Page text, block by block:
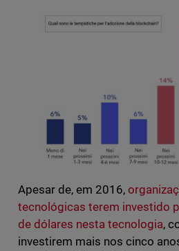
Apesar de, em 2016,
tecnológicas terem investido
de dólares nesta tecnologia,
investirem mais nos cinco